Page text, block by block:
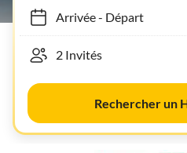
Arrivée- Départ
Rechercher un